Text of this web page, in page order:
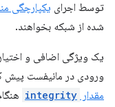
توسط اجرای یکپارچگی
شده از شبکه بخواهند.
یک ویژگی اضافی و
ورودی در مانیفست پیش
مقدار integrity